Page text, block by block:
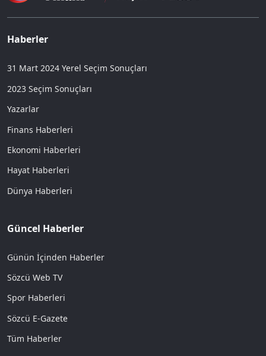
Haberler
31 Mart 2024 Yerel Seçim Sonuçları
2023 Seçim Sonuçları
Yazarlar
Finans Haberleri
Ekonomi Haberleri
Hayat Haberleri
Dünya Haberleri
Güncel Haberler
Günün İçinden Haberler
Sözcü Web TV
Spor Haberleri
Sözcü E-Gazete
Tüm Haberler